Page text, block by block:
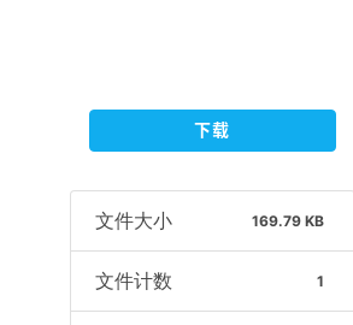
下载
文件大小 169.79 KB
文件计数 1